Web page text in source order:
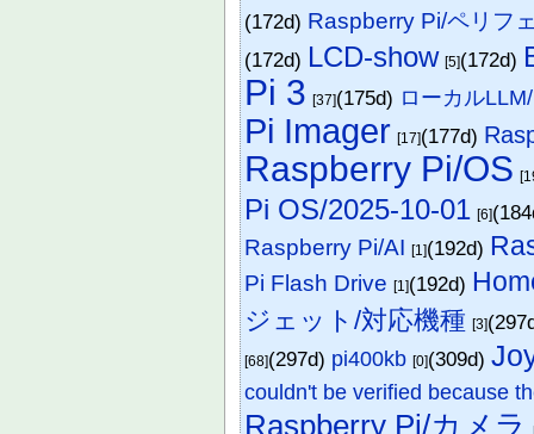
(172d) Raspberry Pi/ペリフ
(172d) LCD-show [5](172d)
Pi 3 [37](175d) ローカル
Pi Imager [17](177d)
Raspberry Pi/OS
Pi OS/2025-10-01 [6]
Raspberry Pi/AI [1](192d)
Pi Flash Drive [1](192d)
ジェット/対応機種 [3]
[68](297d) pi400kb [0](309d)
couldn't be verified because
Raspberry Pi/カメラ